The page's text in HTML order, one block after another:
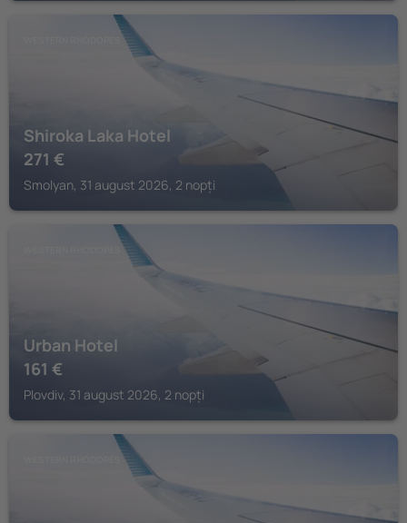
Shiroka Laka Hotel
271 €
Smolyan, 31 august 2026, 2 nopți
Urban Hotel
161 €
Plovdiv, 31 august 2026, 2 nopți